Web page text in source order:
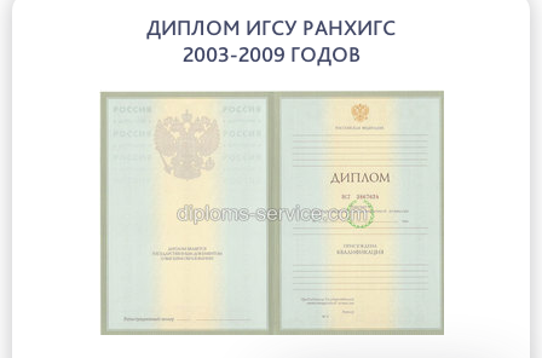
ДИПЛОМ ИГСУ РАНХИГС
2003-2009 ГОДОВ